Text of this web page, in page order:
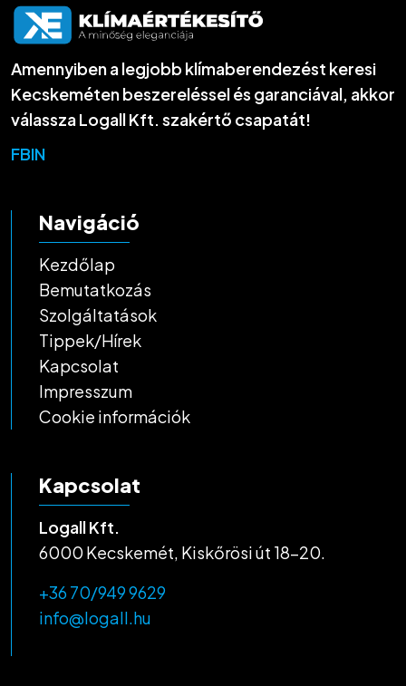
Amennyiben a legjobb klímaberendezést keresi
Kecskeméten beszereléssel és garanciával, akkor
válassza Logall Kft. szakértő csapatát!
FBIN
Navigáció
Kezdőlap
Bemutatkozás
Szolgáltatások
Tippek/Hírek
Kapcsolat
Impresszum
Cookie információk
Kapcsolat
Logall Kft.
6000 Kecskemét, Kiskőrösi út 18-20.
+36 70/949 9629
info@logall.hu